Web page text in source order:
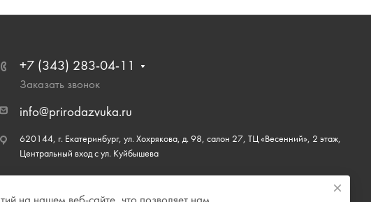
+7 (343) 283-04-11
Заказать звонок
info@prirodazvuka.ru
620144, г. Екатеринбург, ул. Хохрякова, д. 98, салон 27, ТЦ «Весенний», 2 этаж,
Центральный вход с ул. Куйбышева